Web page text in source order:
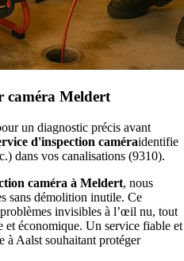
caméra Meldert
un diagnostic précis avant
d'inspection caméraidentifie
dans vos canalisations (9310).
caméra à Meldert, nous
sans démolition inutile. Ce
invisibles à l’œil nu, tout
économique. Un service fiable et
à Aalst souhaitant protéger